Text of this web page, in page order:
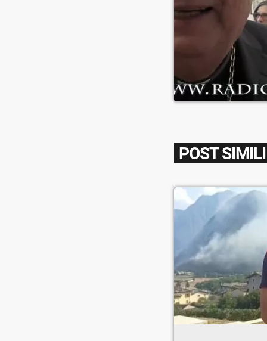
POST SIMILI